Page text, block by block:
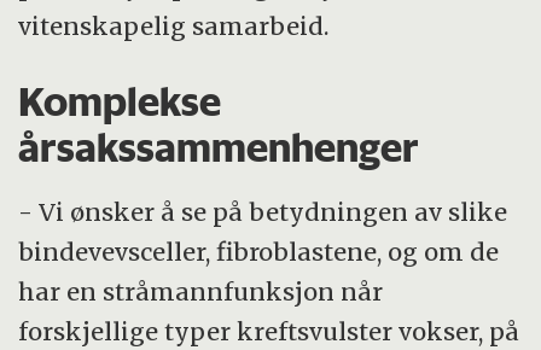
vitenskapelig samarbeid.
Komplekse
årsakssammenhenger
- Vi ønsker å se på betydningen av slike
bindevevsceller, fibroblastene, og om de
har en stråmannfunksjon når
forskjellige typer kreftsvulster vokser, på